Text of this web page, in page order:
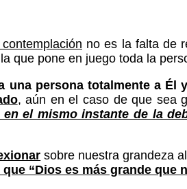
no es la falta de
que pone en juego toda la
una persona totalmente a Él
, aún en el caso de que sea
el mismo instante de la
sobre nuestra grandeza
“Dios es más grande que